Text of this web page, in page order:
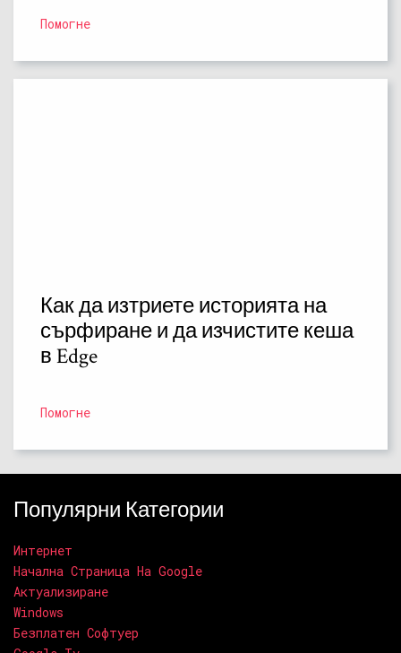
Помогне
Как да изтриете историята на
сърфиране и да изчистите кеша
в Edge
Помогне
Популярни Категории
Интернет
Начална Страница На Google
Актуализиране
Windows
Безплатен Софтуер